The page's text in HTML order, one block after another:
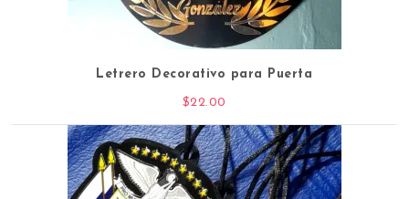
Letrero Decorativo para Puerta
$22.00